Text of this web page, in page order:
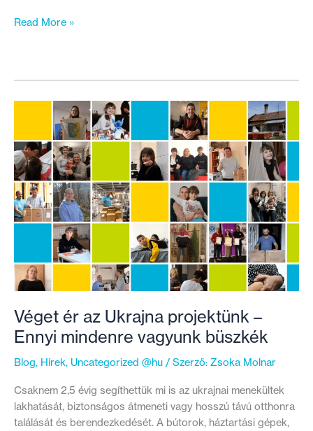
Két
Szabadszálláson
segítettünk
a
Strázsa
Tanyának
Read More »
Véget ér az Ukrajna projektünk –
Ennyi mindenre vagyunk büszkék
Blog, Hírek, Uncategorized @hu / Szerző: Zsoka Molnar
Csaknem 2,5 évig segíthettük mi is az ukrajnai menekültek
lakhatását, biztonságos átmeneti vagy hosszú távú otthonra
találását és berendezkedését. A bútorok, háztartási gépek,